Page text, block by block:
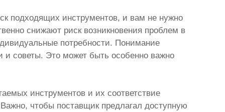
подходящих инструментов, и вам не нужно
снижают риск возникновения проблем в
потребности. Понимание
и советы. Это может быть особенно важно
инструментов и их соответствие
чтобы поставщик предлагал доступную